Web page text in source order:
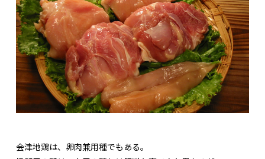
会津地鶏は、卵肉兼用種でもある。